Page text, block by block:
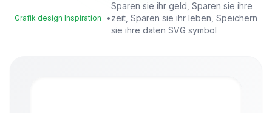
Grafik design Inspiration •
Sparen sie ihr geld, Sparen sie ihre
zeit, Sparen sie ihr leben, Speichern
sie ihre daten SVG symbol